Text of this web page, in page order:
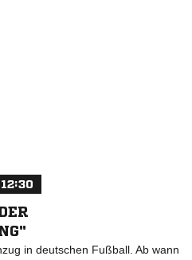
in deutschen Fußball. Ab wann